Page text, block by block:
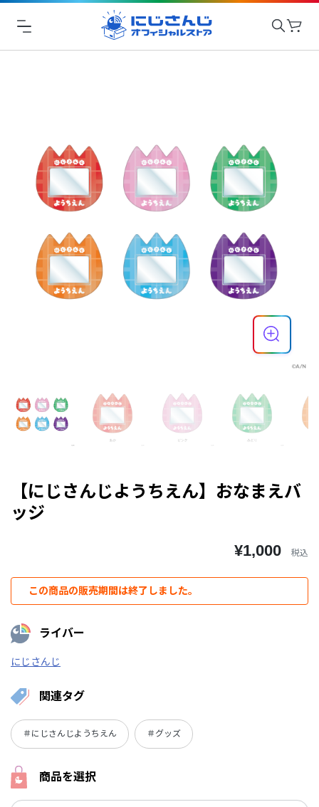
【にじさんじようちえん】おなまえバ
ッジ
¥1,000 税込
この商品の販売期間は終了しました。
ライバー
にじさんじ
関連タグ
＃にじさんじようちえん ＃グッズ
商品を選択